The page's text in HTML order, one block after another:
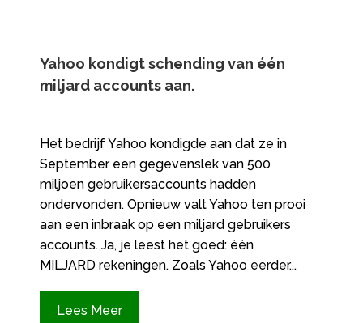
Yahoo kondigt schending van één
miljard accounts aan.
Het bedrijf Yahoo kondigde aan dat ze in
September een gegevenslek van 500
miljoen gebruikersaccounts hadden
ondervonden. Opnieuw valt Yahoo ten prooi
aan een inbraak op een miljard gebruikers
accounts. Ja, je leest het goed: één
MILJARD rekeningen. Zoals Yahoo eerder...
Lees Meer